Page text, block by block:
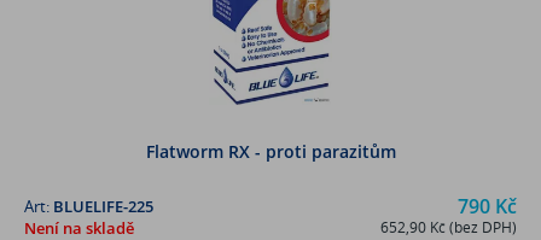
Flatworm RX - proti parazitům
790 Kč
652,90 Kč (bez DPH)
Art: BLUELIFE-225
Není na skladě